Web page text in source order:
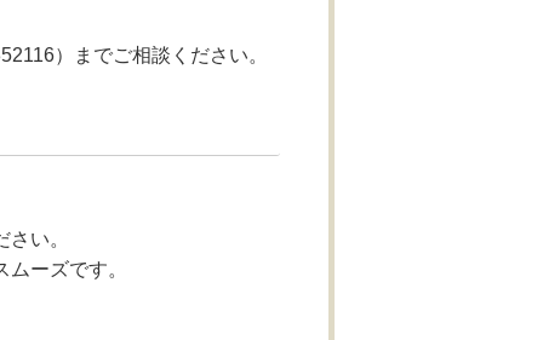
）までご相談ください。
い。
ーズです。